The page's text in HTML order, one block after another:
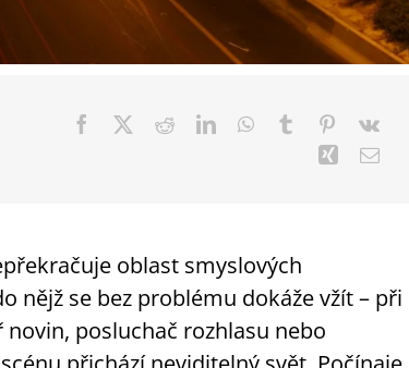
oblast smyslových
nějž se bez problému dokáže vžít – při
posluchač rozhlasu nebo